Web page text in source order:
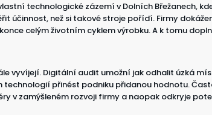
technologické zázemí v Dolních Břežanech,
účinnost, než si takové stroje pořídí. Firmy
celým životním cyklem výrobku. A k tomu
vyvíjejí. Digitální audit umožní jak odhalit úzká
technologií přinést podniku přidanou hodnotu.
v zamýšleném rozvoji firmy a naopak odkryje